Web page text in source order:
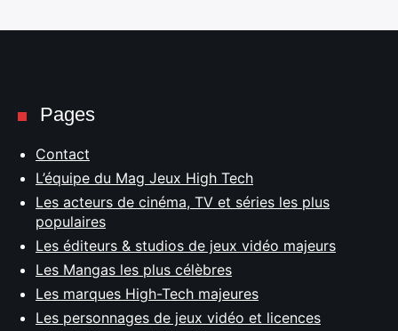
Pages
Contact
L’équipe du Mag Jeux High Tech
Les acteurs de cinéma, TV et séries les plus
populaires
Les éditeurs & studios de jeux vidéo majeurs
Les Mangas les plus célèbres
Les marques High-Tech majeures
Les personnages de jeux vidéo et licences